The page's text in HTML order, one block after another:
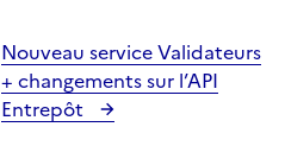
Nouveau service Validateurs
+ changements sur l’API
Entrepôt